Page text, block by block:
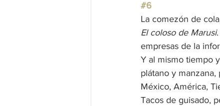
#6
La comezón de
El coloso de Marusi
empresas de la
Y al mismo tiempo
plátano y manzana,
México, América,
Tacos de guisado,